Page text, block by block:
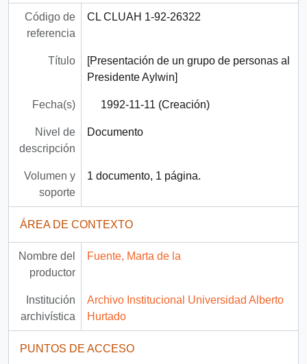
Código de
referencia
CL CLUAH 1-92-26322
Título
[Presentación de un grupo de personas al
Presidente Aylwin]
Fecha(s) 1992-11-11 (Creación)
Nivel de
descripción
Documento
Volumen y
soporte
1 documento, 1 página.
ÁREA DE CONTEXTO
Nombre del
productor
Fuente, Marta de la
Institución
archivística
Archivo Institucional Universidad Alberto
Hurtado
PUNTOS DE ACCESO